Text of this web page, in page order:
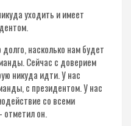
уходить и имеет
насколько нам будет
Сейчас с доверием
никуда идти. У нас
с президентом. У нас
со всеми
он.